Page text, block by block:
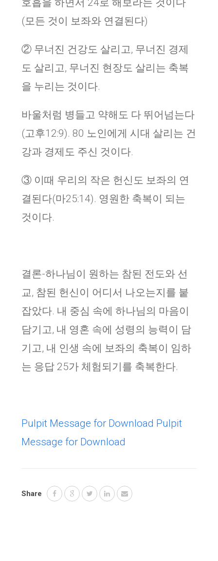
호흡을 하면서 24로 해보라는 것이다
(모든 것이 보좌와 연결된다)
② 무너진 건강도 살리고, 무너진 경제
도 살리고, 무너진 현장도 살리는 축복
을 누리는 것이다.
바울처럼 병들고 약해도 다 뛰어넘는다
(고후12:9). 80 노인에게 시대 살리는 건
강과 경제도 주신 것이다.
③ 이때 우리의 작은 헌신도 보좌의 연
결된다(마25:14). 영원한 축복이 되는
것이다.
결론-하나님이 원하는 참된 전도와 선
교, 참된 헌신이 어디서 나오는지를 붙
잡았다. 내 중심 속에 하나님의 마음이
담기고, 내 영혼 속에 성령의 능력이 담
기고, 내 인생 속에 보좌의 축복이 임하
는 응답 25가 체험되기를 축복한다.
Pulpit Message for Download Pulpit
Message for Download
Share